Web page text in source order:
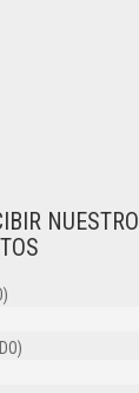
NUESTRO